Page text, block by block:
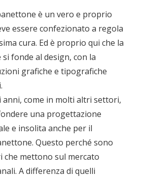
è un vero e proprio
essere confezionato a regola
cura. Ed è proprio qui che la
fonde al design, con la
grafiche e tipografiche
anni, come in molti altri settori,
una progettazione
e insolita anche per il
Questo perché sono
mettono sul mercato
A differenza di quelli